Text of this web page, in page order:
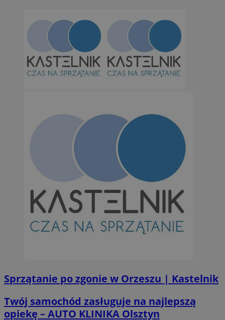
Sprzątanie po zgonie w Orzeszu | Kastelnik
Twój samochód zasługuje na najlepszą
opiekę – AUTO KLINIKA Olsztyn